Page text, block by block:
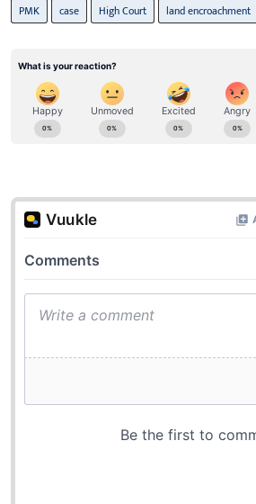
PMK
case High Court land encroachment